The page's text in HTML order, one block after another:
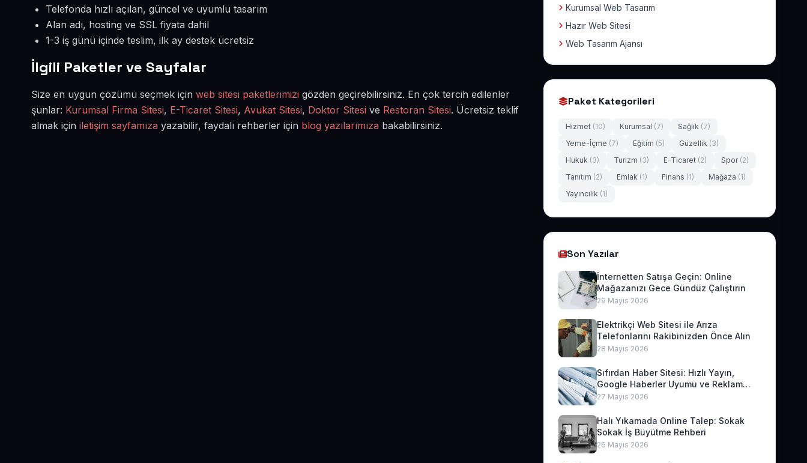
Telefonda hızlı açılan, güncel ve uyumlu tasarım
Alan adı, hosting ve SSL fiyata dahil
1-3 iş günü içinde teslim, ilk ay destek ücretsiz
İlgili Paketler ve Sayfalar
Size en uygun çözümü seçmek için web sitesi paketlerimizi gözden geçirebilirsiniz. En çok tercih edilenler
şunlar: Kurumsal Firma Sitesi, E-Ticaret Sitesi, Avukat Sitesi, Doktor Sitesi ve Restoran Sitesi. Ücretsiz teklif
almak için iletişim sayfamıza yazabilir, faydalı rehberler için blog yazılarımıza bakabilirsiniz.
Kurumsal Web Tasarım
Hazır Web Sitesi
Web Tasarım Ajansı
Paket Kategorileri
Hizmet (10) Kurumsal (7) Sağlık (7)
Yeme-İçme (7) Eğitim (5) Güzellik (3)
Hukuk (3) Turizm (3) E-Ticaret (2) Spor (2)
Tanıtım (2) Emlak (1) Finans (1) Mağaza (1)
Yayıncılık (1)
Son Yazılar
İnternetten Satışa Geçin: Online
Mağazanızı Gece Gündüz Çalıştırın
29 Mayıs 2026
Elektrikçi Web Sitesi ile Arıza
Telefonlarını Rakibinizden Önce Alın
28 Mayıs 2026
Sıfırdan Haber Sitesi: Hızlı Yayın,
Google Haberler Uyumu ve Reklam
Geliri
27 Mayıs 2026
Halı Yıkamada Online Talep: Sokak
Sokak İş Büyütme Rehberi
26 Mayıs 2026